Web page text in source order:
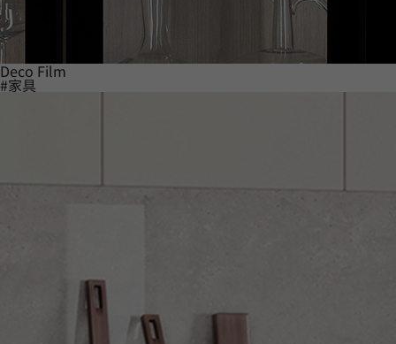
Deco Film
#家具